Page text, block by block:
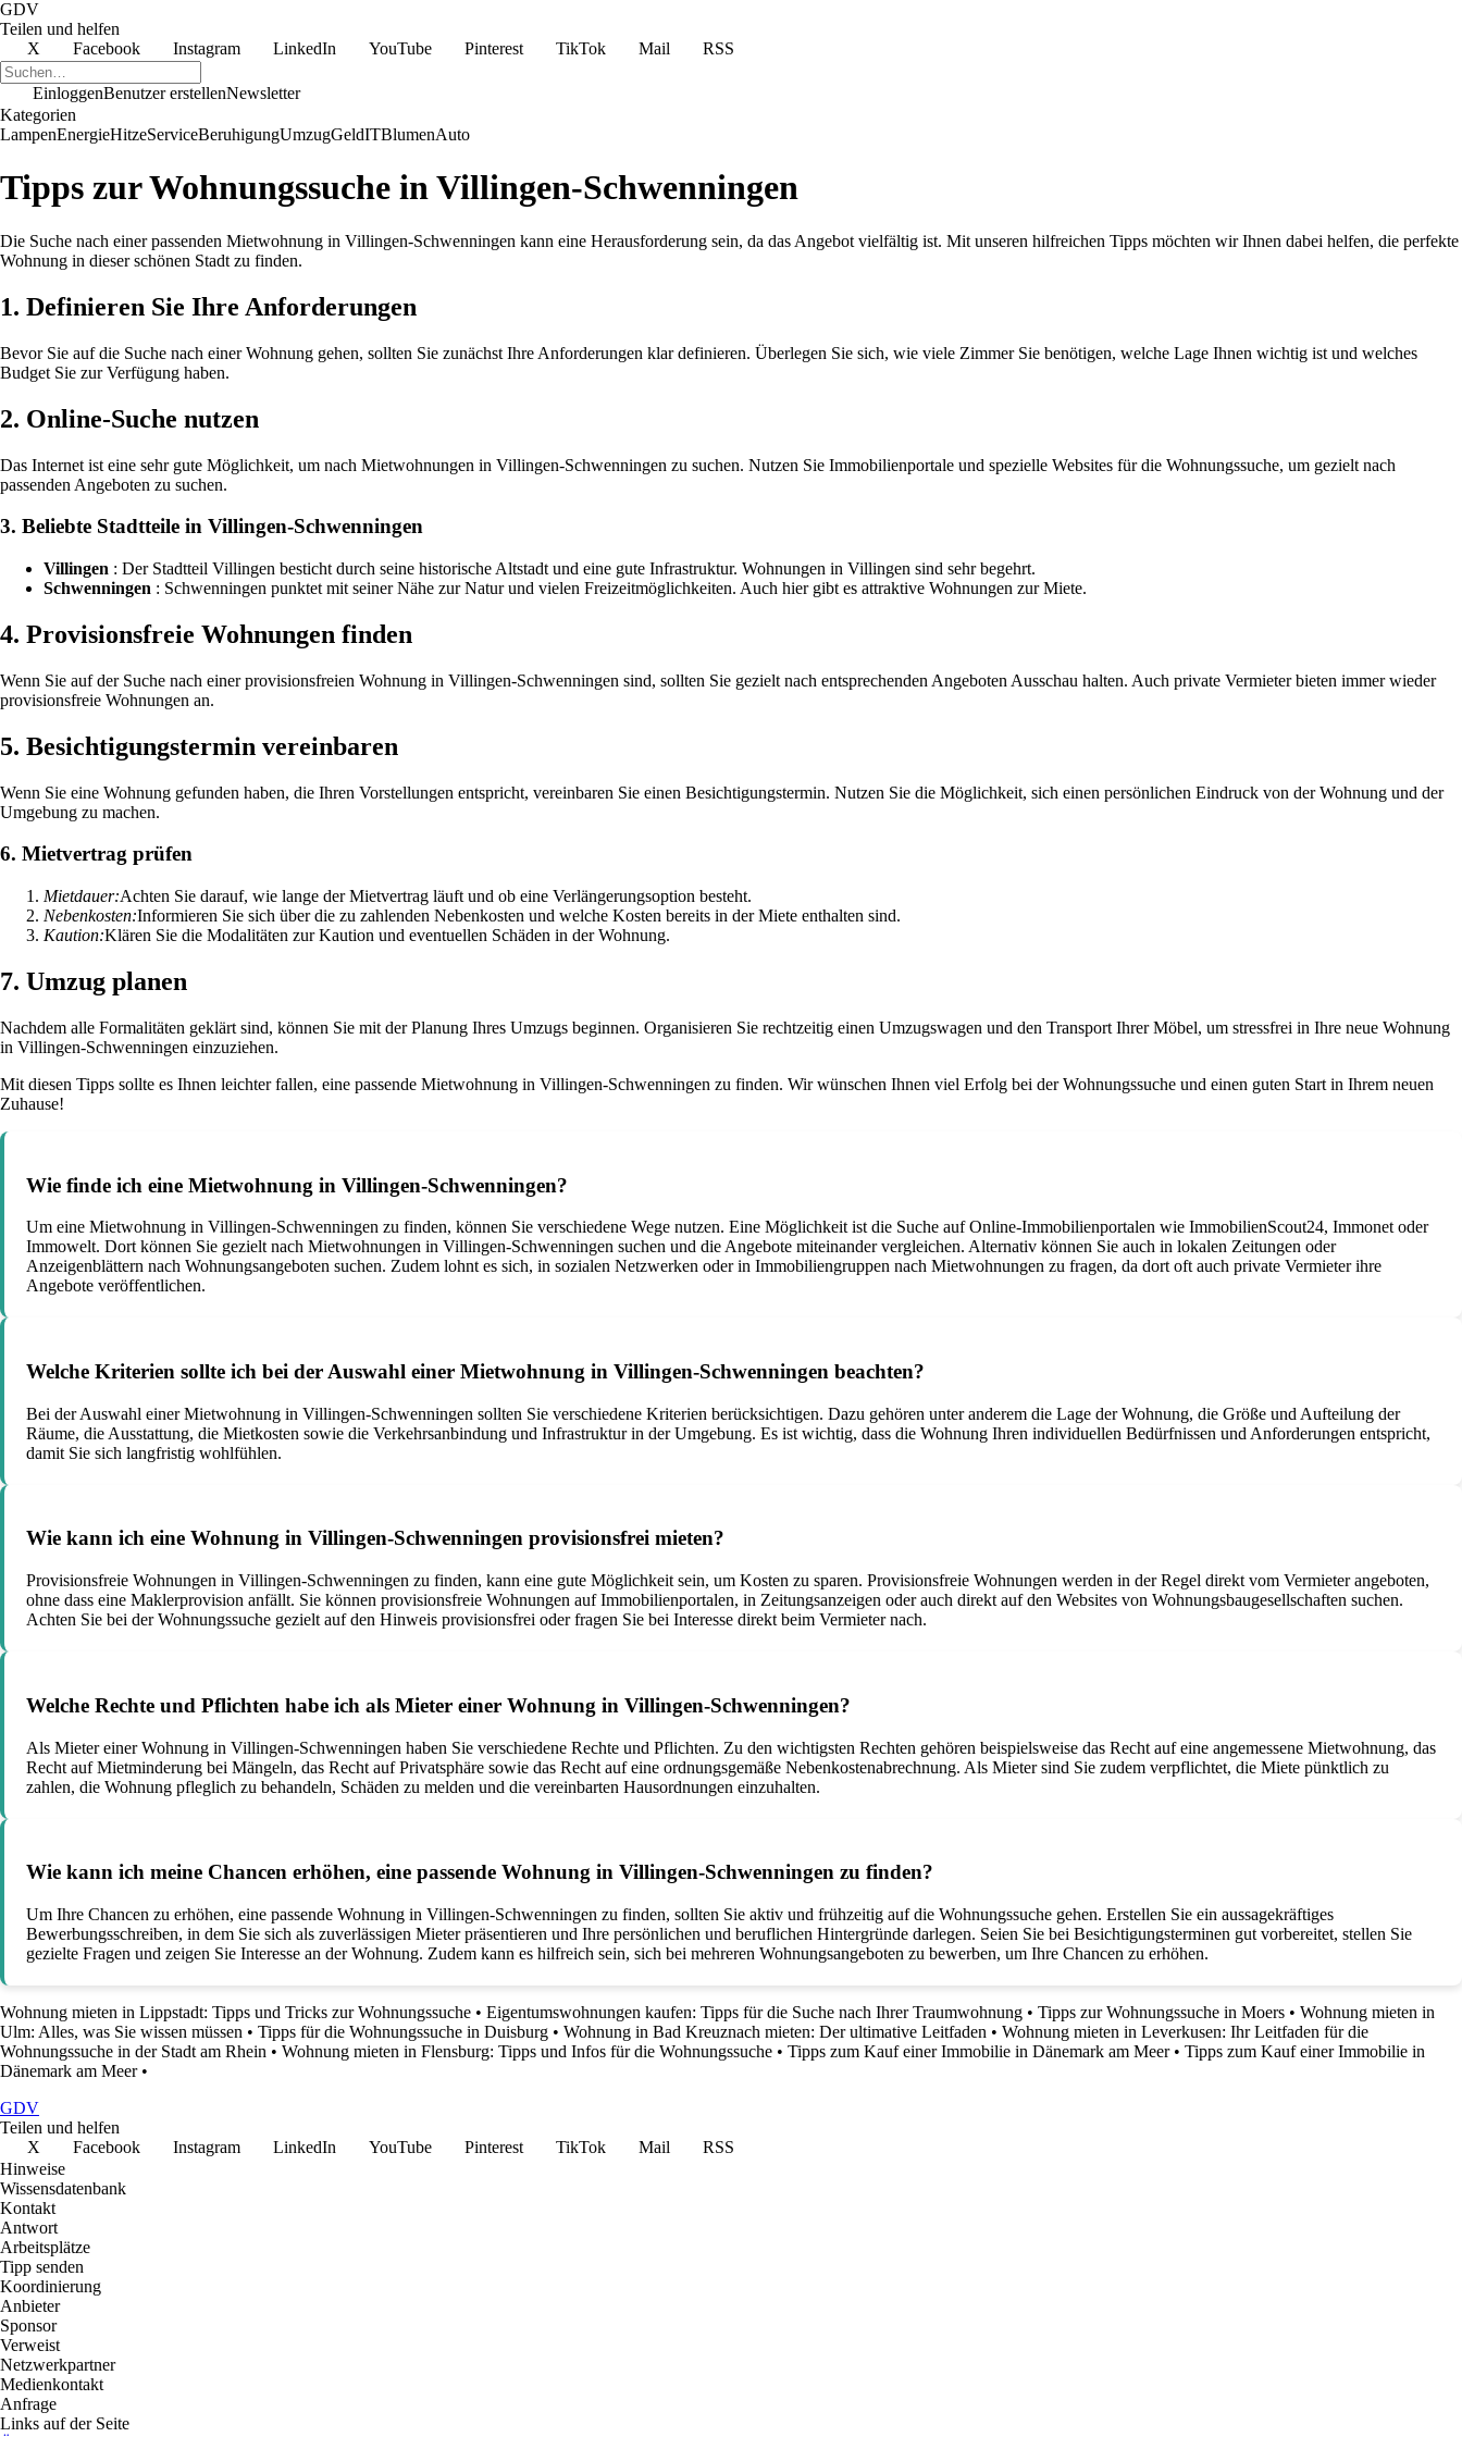
GDV
Teilen und helfen
X
Facebook Instagram LinkedIn YouTube Pinterest TikTok Mail RSS
EinloggenBenutzer erstellenNewsletter
Kategorien
LampenEnergieHitzeServiceBeruhigungUmzugGeldITBlumenAuto
Tipps zur Wohnungssuche in Villingen-Schwenningen
Die Suche nach einer passenden Mietwohnung in Villingen-Schwenningen kann eine Herausforderung sein, da das Angebot vielfältig ist. Mit unseren hilfreichen Tipps möchten wir Ihnen dabei helfen, die perfekte
Wohnung in dieser schönen Stadt zu finden.
1. Definieren Sie Ihre Anforderungen
Bevor Sie auf die Suche nach einer Wohnung gehen, sollten Sie zunächst Ihre Anforderungen klar definieren. Überlegen Sie sich, wie viele Zimmer Sie benötigen, welche Lage Ihnen wichtig ist und welches
Budget Sie zur Verfügung haben.
2. Online-Suche nutzen
Das Internet ist eine sehr gute Möglichkeit, um nach Mietwohnungen in Villingen-Schwenningen zu suchen. Nutzen Sie Immobilienportale und spezielle Websites für die Wohnungssuche, um gezielt nach
passenden Angeboten zu suchen.
3. Beliebte Stadtteile in Villingen-Schwenningen
Villingen : Der Stadtteil Villingen besticht durch seine historische Altstadt und eine gute Infrastruktur. Wohnungen in Villingen sind sehr begehrt.
Schwenningen : Schwenningen punktet mit seiner Nähe zur Natur und vielen Freizeitmöglichkeiten. Auch hier gibt es attraktive Wohnungen zur Miete.
4. Provisionsfreie Wohnungen finden
Wenn Sie auf der Suche nach einer provisionsfreien Wohnung in Villingen-Schwenningen sind, sollten Sie gezielt nach entsprechenden Angeboten Ausschau halten. Auch private Vermieter bieten immer wieder
provisionsfreie Wohnungen an.
5. Besichtigungstermin vereinbaren
Wenn Sie eine Wohnung gefunden haben, die Ihren Vorstellungen entspricht, vereinbaren Sie einen Besichtigungstermin. Nutzen Sie die Möglichkeit, sich einen persönlichen Eindruck von der Wohnung und der
Umgebung zu machen.
6. Mietvertrag prüfen
Mietdauer:Achten Sie darauf, wie lange der Mietvertrag läuft und ob eine Verlängerungsoption besteht.
Nebenkosten:Informieren Sie sich über die zu zahlenden Nebenkosten und welche Kosten bereits in der Miete enthalten sind.
Kaution:Klären Sie die Modalitäten zur Kaution und eventuellen Schäden in der Wohnung.
7. Umzug planen
Nachdem alle Formalitäten geklärt sind, können Sie mit der Planung Ihres Umzugs beginnen. Organisieren Sie rechtzeitig einen Umzugswagen und den Transport Ihrer Möbel, um stressfrei in Ihre neue Wohnung
in Villingen-Schwenningen einzuziehen.
Mit diesen Tipps sollte es Ihnen leichter fallen, eine passende Mietwohnung in Villingen-Schwenningen zu finden. Wir wünschen Ihnen viel Erfolg bei der Wohnungssuche und einen guten Start in Ihrem neuen
Zuhause!
Wie finde ich eine Mietwohnung in Villingen-Schwenningen?
Um eine Mietwohnung in Villingen-Schwenningen zu finden, können Sie verschiedene Wege nutzen. Eine Möglichkeit ist die Suche auf Online-Immobilienportalen wie ImmobilienScout24, Immonet oder
Immowelt. Dort können Sie gezielt nach Mietwohnungen in Villingen-Schwenningen suchen und die Angebote miteinander vergleichen. Alternativ können Sie auch in lokalen Zeitungen oder
Anzeigenblättern nach Wohnungsangeboten suchen. Zudem lohnt es sich, in sozialen Netzwerken oder in Immobiliengruppen nach Mietwohnungen zu fragen, da dort oft auch private Vermieter ihre
Angebote veröffentlichen.
Welche Kriterien sollte ich bei der Auswahl einer Mietwohnung in Villingen-Schwenningen beachten?
Bei der Auswahl einer Mietwohnung in Villingen-Schwenningen sollten Sie verschiedene Kriterien berücksichtigen. Dazu gehören unter anderem die Lage der Wohnung, die Größe und Aufteilung der
Räume, die Ausstattung, die Mietkosten sowie die Verkehrsanbindung und Infrastruktur in der Umgebung. Es ist wichtig, dass die Wohnung Ihren individuellen Bedürfnissen und Anforderungen entspricht,
damit Sie sich langfristig wohlfühlen.
Wie kann ich eine Wohnung in Villingen-Schwenningen provisionsfrei mieten?
Provisionsfreie Wohnungen in Villingen-Schwenningen zu finden, kann eine gute Möglichkeit sein, um Kosten zu sparen. Provisionsfreie Wohnungen werden in der Regel direkt vom Vermieter angeboten,
ohne dass eine Maklerprovision anfällt. Sie können provisionsfreie Wohnungen auf Immobilienportalen, in Zeitungsanzeigen oder auch direkt auf den Websites von Wohnungsbaugesellschaften suchen.
Achten Sie bei der Wohnungssuche gezielt auf den Hinweis provisionsfrei oder fragen Sie bei Interesse direkt beim Vermieter nach.
Welche Rechte und Pflichten habe ich als Mieter einer Wohnung in Villingen-Schwenningen?
Als Mieter einer Wohnung in Villingen-Schwenningen haben Sie verschiedene Rechte und Pflichten. Zu den wichtigsten Rechten gehören beispielsweise das Recht auf eine angemessene Mietwohnung, das
Recht auf Mietminderung bei Mängeln, das Recht auf Privatsphäre sowie das Recht auf eine ordnungsgemäße Nebenkostenabrechnung. Als Mieter sind Sie zudem verpflichtet, die Miete pünktlich zu
zahlen, die Wohnung pfleglich zu behandeln, Schäden zu melden und die vereinbarten Hausordnungen einzuhalten.
Wie kann ich meine Chancen erhöhen, eine passende Wohnung in Villingen-Schwenningen zu finden?
Um Ihre Chancen zu erhöhen, eine passende Wohnung in Villingen-Schwenningen zu finden, sollten Sie aktiv und frühzeitig auf die Wohnungssuche gehen. Erstellen Sie ein aussagekräftiges
Bewerbungsschreiben, in dem Sie sich als zuverlässigen Mieter präsentieren und Ihre persönlichen und beruflichen Hintergründe darlegen. Seien Sie bei Besichtigungsterminen gut vorbereitet, stellen Sie
gezielte Fragen und zeigen Sie Interesse an der Wohnung. Zudem kann es hilfreich sein, sich bei mehreren Wohnungsangeboten zu bewerben, um Ihre Chancen zu erhöhen.
Wohnung mieten in Lippstadt: Tipps und Tricks zur Wohnungssuche • Eigentumswohnungen kaufen: Tipps für die Suche nach Ihrer Traumwohnung • Tipps zur Wohnungssuche in Moers • Wohnung mieten in
Ulm: Alles, was Sie wissen müssen • Tipps für die Wohnungssuche in Duisburg • Wohnung in Bad Kreuznach mieten: Der ultimative Leitfaden • Wohnung mieten in Leverkusen: Ihr Leitfaden für die
Wohnungssuche in der Stadt am Rhein • Wohnung mieten in Flensburg: Tipps und Infos für die Wohnungssuche • Tipps zum Kauf einer Immobilie in Dänemark am Meer• Tipps zum Kauf einer Immobilie in
Dänemark am Meer•
GDV
Teilen und helfen
X
Facebook Instagram LinkedIn YouTube Pinterest TikTok Mail
RSS
Hinweise
Wissensdatenbank
Kontakt
Antwort
Arbeitsplätze
Tipp senden
Koordinierung
Anbieter
Sponsor
Verweist
Netzwerkpartner
Medienkontakt
Anfrage
Links auf der Seite